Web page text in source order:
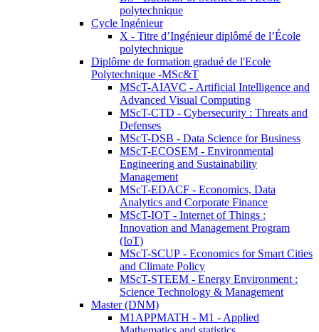
polytechnique
Cycle Ingénieur
X - Titre d’Ingénieur diplômé de l’École
polytechnique
Diplôme de formation gradué de l'Ecole
Polytechnique -MSc&T
MScT-AIAVC - Artificial Intelligence and
Advanced Visual Computing
MScT-CTD - Cybersecurity : Threats and
Defenses
MScT-DSB - Data Science for Business
MScT-ECOSEM - Environmental
Engineering and Sustainability
Management
MScT-EDACF - Economics, Data
Analytics and Corporate Finance
MScT-IOT - Internet of Things :
Innovation and Management Program
(IoT)
MScT-SCUP - Economics for Smart Cities
and Climate Policy
MScT-STEEM - Energy Environment :
Science Technology & Management
Master (DNM)
M1APPMATH - M1 - Applied